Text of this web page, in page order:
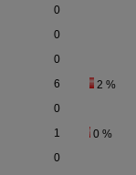
0
0
0
6 2 %
0
1 0 %
0